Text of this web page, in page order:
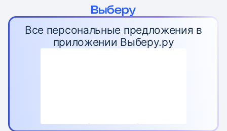
Все персональные предложения в
приложении Выберу.ру